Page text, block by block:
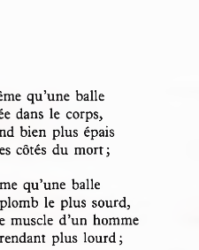
qu’une  balle
dans  le  corps,
bien  plus  épais
côtés  du  mort;
qu’une  balle
plomb  le  plus  sourd,
muscle  d’un  homme
rendant  plus  lourd;